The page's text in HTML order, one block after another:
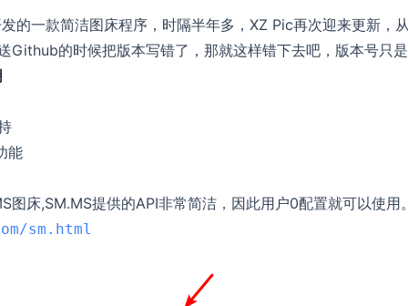
的一款简洁图床程序，时隔半年多，XZ Pic再次迎来更新，
Github的时候把版本写错了，那就这样错下去吧，版本号只
能
图床,SM.MS提供的API非常简洁，因此用户0配置就可以使
sm.html